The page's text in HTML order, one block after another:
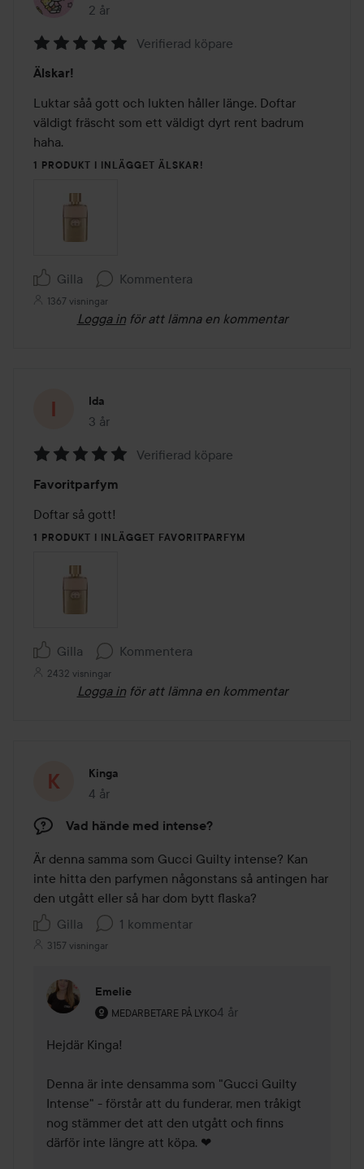
2 år
Inlägget skapades 2 år
5
av
5
Verifierad köpare
Älskar!
Luktar såå gott och lukten håller länge. Doftar
väldigt fräscht som ett väldigt dyrt rent badrum
haha.
1 PRODUKT I INLÄGGET ÄLSKAR!
Gilla Kommentera
1367 visningar
Logga in för att lämna en kommentar
Ida
3 år
Inlägget skapades 3 år
5
av
5
Verifierad köpare
Favoritparfym
Doftar så gott!
1 PRODUKT I INLÄGGET FAVORITPARFYM
Gilla Kommentera
2432 visningar
Logga in för att lämna en kommentar
Kinga
4 år
Inlägget skapades 4 år
Vad hände med intense?
Är denna samma som Gucci Guilty intense? Kan
inte hitta den parfymen någonstans så antingen har
den utgått eller så har dom bytt flaska?
Gilla
1 kommentar
3157 visningar
Emelie
MEDARBETARE PÅ LYKO
Användarens roll: Medarbetare på Lyko.
4 år
Kommentaren lades 4 år
Hejdär Kinga!
Denna är inte densamma som "Gucci Guilty
Intense" - förstår att du funderar, men tråkigt
nog stämmer det att den utgått och finns
därför inte längre att köpa. ❤